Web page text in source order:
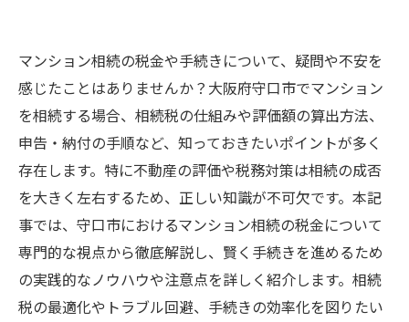
マンション相続の税金や手続きについて、疑問や不安を
感じたことはありませんか？大阪府守口市でマンション
を相続する場合、相続税の仕組みや評価額の算出方法、
申告・納付の手順など、知っておきたいポイントが多く
存在します。特に不動産の評価や税務対策は相続の成否
を大きく左右するため、正しい知識が不可欠です。本記
事では、守口市におけるマンション相続の税金について
専門的な視点から徹底解説し、賢く手続きを進めるため
の実践的なノウハウや注意点を詳しく紹介します。相続
税の最適化やトラブル回避、手続きの効率化を図りたい